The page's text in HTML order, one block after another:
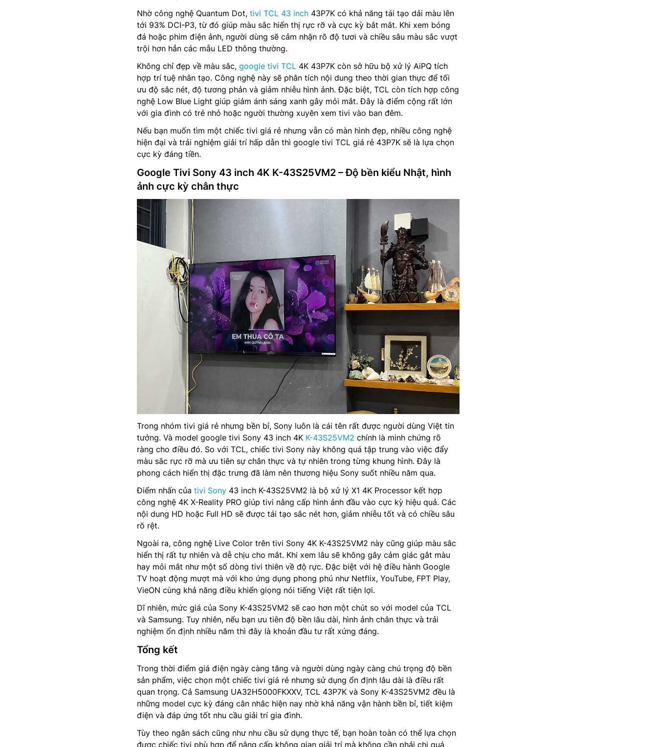
Nhờ công nghệ Quantum Dot, tivi TCL 43 inch 43P7K có khả năng tái tạo dải màu lên
tới 93% DCI-P3, từ đó giúp màu sắc hiển thị rực rỡ và cực kỳ bắt mắt. Khi xem bóng
đá hoặc phim điện ảnh, người dùng sẽ cảm nhận rõ độ tươi và chiều sâu màu sắc vượt
trội hơn hẳn các mẫu LED thông thường.
Không chỉ đẹp về màu sắc, google tivi TCL 4K 43P7K còn sở hữu bộ xử lý AiPQ tích
hợp trí tuệ nhân tạo. Công nghệ này sẽ phân tích nội dung theo thời gian thực để tối
ưu độ sắc nét, độ tương phản và giảm nhiễu hình ảnh. Đặc biệt, TCL còn tích hợp công
nghệ Low Blue Light giúp giảm ánh sáng xanh gây mỏi mắt. Đây là điểm cộng rất lớn
với gia đình có trẻ nhỏ hoặc người thường xuyên xem tivi vào ban đêm.
Nếu bạn muốn tìm một chiếc tivi giá rẻ nhưng vẫn có màn hình đẹp, nhiều công nghệ
hiện đại và trải nghiệm giải trí hấp dẫn thì google tivi TCL giá rẻ 43P7K sẽ là lựa chọn
cực kỳ đáng tiền.
Google Tivi Sony 43 inch 4K K-43S25VM2 – Độ bền kiểu Nhật, hình
ảnh cực kỳ chân thực
Trong nhóm tivi giá rẻ nhưng bền bỉ, Sony luôn là cái tên rất được người dùng Việt tin
tưởng. Và model google tivi Sony 43 inch 4K K-43S25VM2 chính là minh chứng rõ
ràng cho điều đó. So với TCL, chiếc tivi Sony này không quá tập trung vào việc đẩy
màu sắc rực rỡ mà ưu tiên sự chân thực và tự nhiên trong từng khung hình. Đây là
phong cách hiển thị đặc trưng đã làm nên thương hiệu Sony suốt nhiều năm qua.
Điểm nhấn của tivi Sony 43 inch K-43S25VM2 là bộ xử lý X1 4K Processor kết hợp
công nghệ 4K X-Reality PRO giúp tivi nâng cấp hình ảnh đầu vào cực kỳ hiệu quả. Các
nội dung HD hoặc Full HD sẽ được tái tạo sắc nét hơn, giảm nhiễu tốt và có chiều sâu
rõ rệt.
Ngoài ra, công nghệ Live Color trên tivi Sony 4K K-43S25VM2 này cũng giúp màu sắc
hiển thị rất tự nhiên và dễ chịu cho mắt. Khi xem lâu sẽ không gây cảm giác gắt màu
hay mỏi mắt như một số dòng tivi thiên về độ rực. Đặc biệt với hệ điều hành Google
TV hoạt động mượt mà với kho ứng dụng phong phú như Netflix, YouTube, FPT Play,
VieON cùng khả năng điều khiển giọng nói tiếng Việt rất tiện lợi.
Dĩ nhiên, mức giá của Sony K-43S25VM2 sẽ cao hơn một chút so với model của TCL
và Samsung. Tuy nhiên, nếu bạn ưu tiên độ bền lâu dài, hình ảnh chân thực và trải
nghiệm ổn định nhiều năm thì đây là khoản đầu tư rất xứng đáng.
Tổng kết
Trong thời điểm giá điện ngày càng tăng và người dùng ngày càng chú trọng độ bền
sản phẩm, việc chọn một chiếc tivi giá rẻ nhưng sử dụng ổn định lâu dài là điều rất
quan trọng. Cả Samsung UA32H5000FKXXV, TCL 43P7K và Sony K-43S25VM2 đều là
những model cực kỳ đáng cân nhắc hiện nay nhờ khả năng vận hành bền bỉ, tiết kiệm
điện và đáp ứng tốt nhu cầu giải trí gia đình.
Tùy theo ngân sách cũng như nhu cầu sử dụng thực tế, bạn hoàn toàn có thể lựa chọn
được chiếc tivi phù hợp để nâng cấp không gian giải trí mà không cần phải chi quá